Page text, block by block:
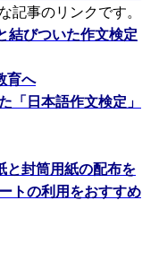
事のリンクです。
結びついた作文検定
育へ
「日本語作文検定」
と封筒用紙の配布を
トの利用をおすすめ